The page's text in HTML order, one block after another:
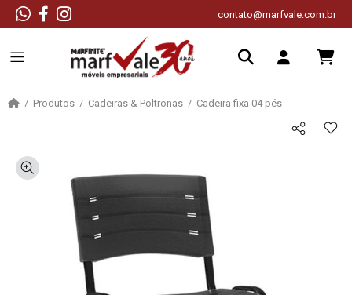
contato@marfvale.com.br
Produtos Cadeiras & Poltronas Cadeira fixa 04 pés